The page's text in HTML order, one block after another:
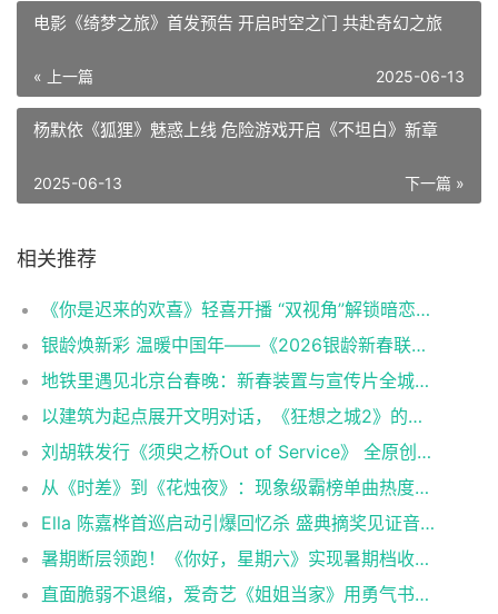
电影《绮梦之旅》首发预告 开启时空之门 共赴奇幻之旅
« 上一篇 2025-06-13
杨默依《狐狸》魅惑上线 危险游戏开启《不坦白》新章
下一篇 »
2025-06-13
相关推荐
《你是迟来的欢喜》轻喜开播 “双视角”解锁暗恋心事上演春日纯暧
银龄焕新彩 温暖中国年——《2026银龄新春联欢会》聚焦有爱有梦老龄群像
地铁里遇见北京台春晚：新春装置与宣传片全城上线
以建筑为起点展开文明对话，《狂想之城2》的四重叩问与三维跃升
刘胡轶发行《须臾之桥Out of Service》 全原创钢琴演奏展现音乐才华
从《时差》到《花烛夜》：现象级霸榜单曲热度不断，巡演加场持续升温
Ella 陈嘉桦首巡启动引爆回忆杀 盛典摘奖见证音乐影响力与舞台魅力
暑期断层领跑！《你好，星期六》实现暑期档收视13连冠
直面脆弱不退缩，爱奇艺《姐姐当家》用勇气书写中女“当家”哲学，让“不再害怕”照见生活力量